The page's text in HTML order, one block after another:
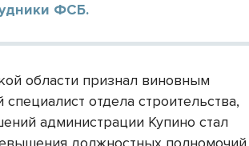
ФСБ.
области признал виновным
отдела строительства,
администрации Купино стал